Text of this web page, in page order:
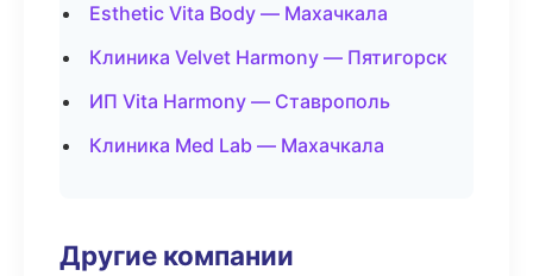
Esthetic Vita Body — Махачкала
Клиника Velvet Harmony — Пятигорск
ИП Vita Harmony — Ставрополь
Клиника Med Lab — Махачкала
Другие компании